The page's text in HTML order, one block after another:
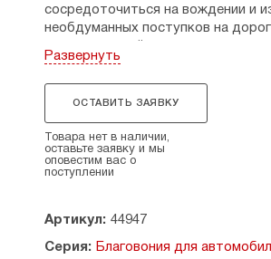
сосредоточиться на вождении и
необдуманных поступков на
дискомфортных ощущений.
На деревянной крышке имеется
небольшую емкость на зеркале
заднего стекла.
Объем 10 мл.
Развернуть
ОСТАВИТЬ ЗАЯВКУ
Товара нет в наличии,
оставьте заявку и мы
оповестим вас о
поступлении
Артикул: 44947
Серия: Благовония для